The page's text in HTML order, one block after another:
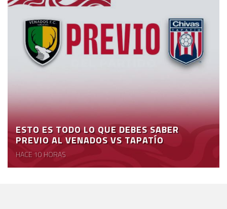
ESTO ES TODO LO QUE DEBES SABER
PREVIO AL VENADOS VS TAPATÍO
HACE 10 HORAS